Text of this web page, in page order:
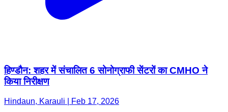
हिण्डौन: शहर में संचालित 6 सोनोग्राफी सेंटरों का CMHO ने
किया निरीक्षण
Hindaun, Karauli | Feb 17, 2026